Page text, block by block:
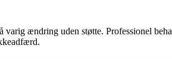
ændring uden støtte. Professionel